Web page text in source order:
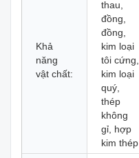
Khả
năng
vật chất:
thau,
đồng,
đồng,
kim loại
tôi cứng,
kim loại
quý,
thép
không
gỉ, hợp
kim thép